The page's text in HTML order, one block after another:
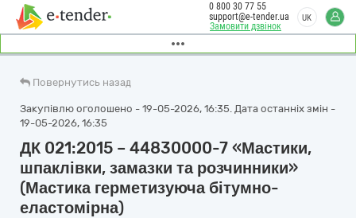
Замовити дзвінок
0 800 30 77 55
support@e-tender.ua
UK
Повернутись назад
Закупівлю оголошено - 19-05-2026, 16:35. Дата останніх змін -
19-05-2026, 16:35
ДК 021:2015 – 44830000-7 «Мастики,
шпаклівки, замазки та розчинники»
(Мастика герметизуюча бітумно-
еластомірна)